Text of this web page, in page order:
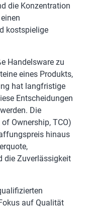
die Konzentration
kostspielige
Handelsware zu
eines Produkts,
hat langfristige
Entscheidungen
Die
Ownership, TCO)
hinaus
die Zuverlässigkeit
auf Qualität